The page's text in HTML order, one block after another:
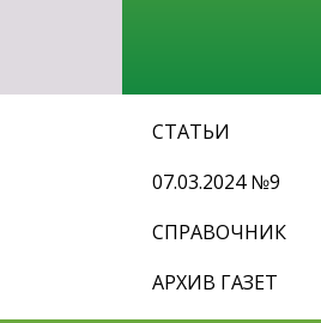
СТАТЬИ
07.03.2024 №9
СПРАВОЧНИК
АРХИВ ГАЗЕТ